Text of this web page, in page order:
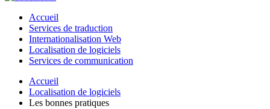
Accueil
Services de traduction
Internationalisation Web
Localisation de logiciels
Services de communication
Accueil
Localisation de logiciels
Les bonnes pratiques